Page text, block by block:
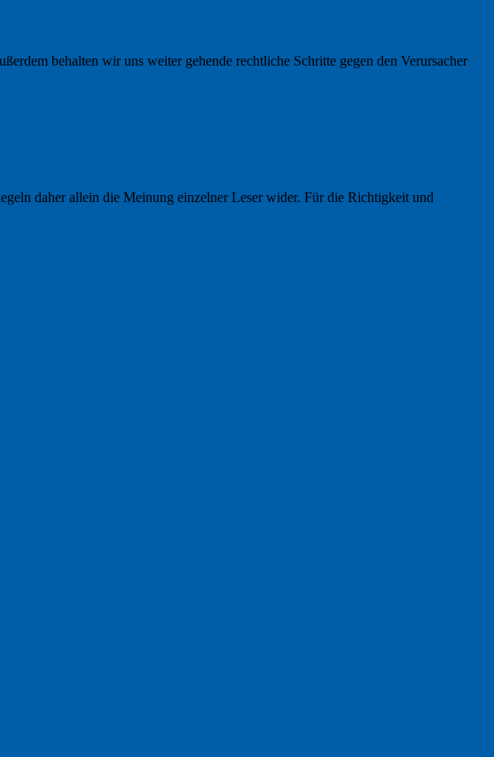
behalten wir uns weiter gehende rechtliche Schritte gegen den Verursacher
daher allein die Meinung einzelner Leser wider. Für die Richtigkeit und